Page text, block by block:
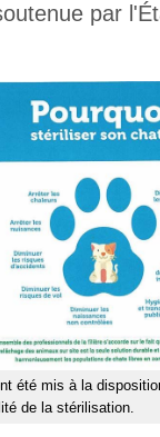
par
été mis à la
de la stérilisation.